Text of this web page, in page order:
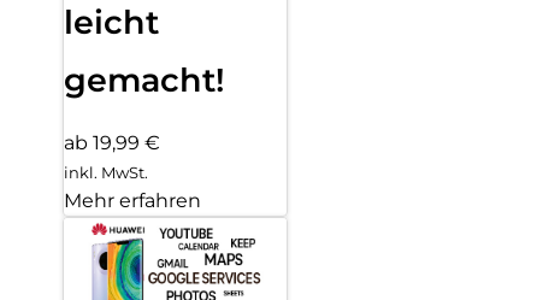
leicht
gemacht!
ab 19,99 €
inkl. MwSt.
Mehr erfahren